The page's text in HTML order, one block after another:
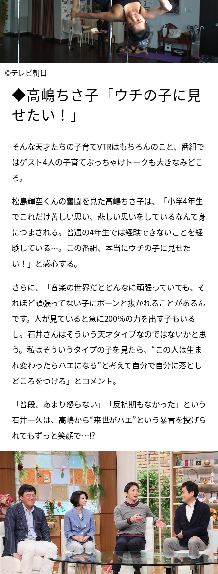
©テレビ朝日
◆高嶋ちさ子「ウチの子に見
せたい！」
そんな天才たちの子育てVTRはもちろんのこと、番組で
はゲスト4人の子育てぶっちゃけトークも大きなみどこ
ろ。
松島輝空くんの奮闘を見た高嶋ちさ子は、「小学4年生
でこれだけ苦しい思い、悲しい思いをしているなんて身
につまされる。普通の4年生では経験できないことを経
験している…。この番組、本当にウチの子に見せた
い！」と感心する。
さらに、「音楽の世界だとどんなに頑張っていても、そ
れほど頑張ってない子にボーンと抜かれることがあるん
です。人が見ていると急に200％の力を出す子もいる
し。石井さんはそういう天才タイプなのではないかと思
う。私はそういうタイプの子を見たら、“この人は生ま
れ変わったらハエになる”と考えて自分で自分に落とし
どころをつける」とコメント。
「普段、あまり怒らない」「反抗期もなかった」という
石井一久は、高嶋から“来世がハエ”という暴言を投げら
れてもずっと笑顔で…!?